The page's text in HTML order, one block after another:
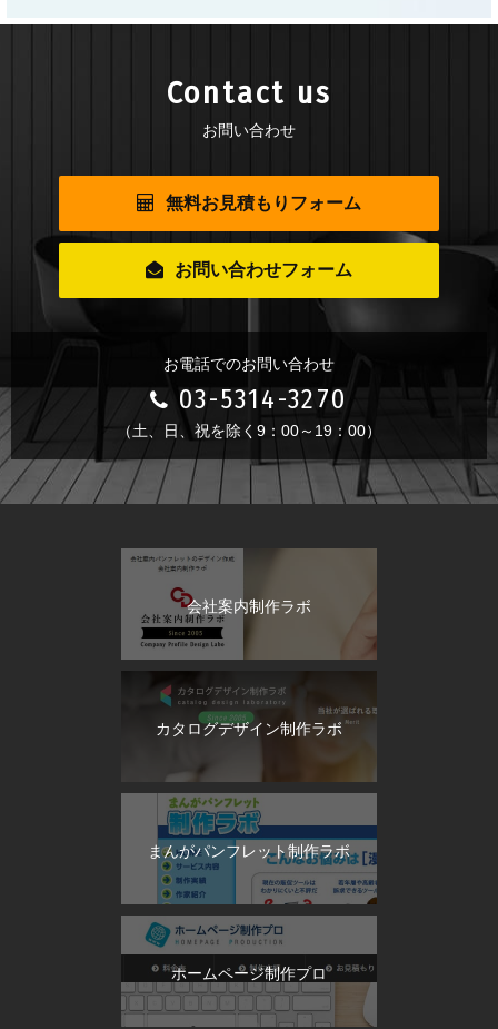
Contact us
お問い合わせ
無料お見積もりフォーム
お問い合わせフォーム
お電話でのお問い合わせ
03-5314-3270
（土、日、祝を除く9：00～19：00）
会社案内制作ラボ
カタログデザイン制作ラボ
まんがパンフレット制作ラボ
ホームページ制作プロ